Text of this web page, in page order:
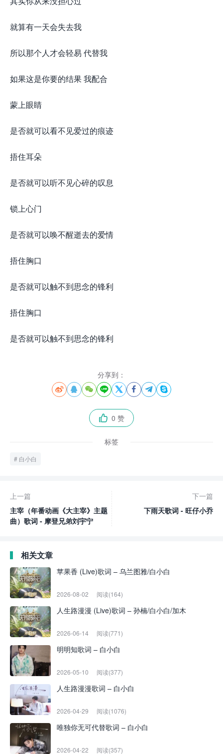
就算有一天会失去我
所以那个人才会轻易 代替我
如果这是你要的结果 我配合
蒙上眼睛
是否就可以看不见爱过的痕迹
捂住耳朵
是否就可以听不见心碎的叹息
锁上心门
是否就可以唤不醒逝去的爱情
捂住胸口
是否就可以触不到思念的锋利
捂住胸口
是否就可以触不到思念的锋利
分享到：
       
 0 赞
标签
白小白
上一篇
主宰（年番动画《大主宰》主题
曲）歌词 - 摩登兄弟刘宇宁
下一篇
下雨天歌词 - 旺仔小乔
相关文章
苹果香 (Live)歌词 – 乌兰图雅/白小白
2026-08-02 阅读(164)
人生路漫漫 (Live)歌词 – 孙楠/白小白/加木
2026-06-14 阅读(771)
明明知歌词 – 白小白
2026-05-10 阅读(377)
人生路漫漫歌词 – 白小白
2026-04-29 阅读(1076)
唯独你无可代替歌词 – 白小白
2026-04-22 阅读(357)